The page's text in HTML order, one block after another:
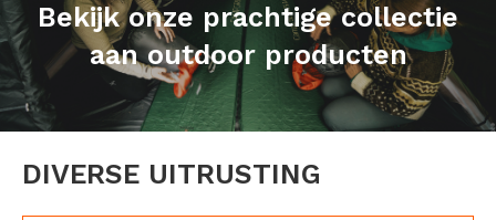
Bekijk onze prachtige collectie
aan outdoor producten
DIVERSE UITRUSTING